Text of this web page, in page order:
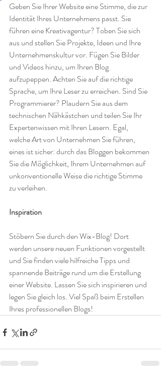
Geben Sie Ihrer Website eine Stimme, die zur
Identität Ihres Unternehmens passt. Sie
führen eine Kreativagentur? Toben Sie sich
aus und stellen Sie Projekte, Ideen und Ihre
Unternehmenskultur vor. Fügen Sie Bilder
und Videos hinzu, um Ihren Blog
aufzupeppen. Achten Sie auf die richtige
Sprache, um Ihre Leser zu erreichen. Sind Sie
Programmierer? Plaudern Sie aus dem
technischen Nähkästchen und teilen Sie Ihr
Expertenwissen mit Ihren Lesern. Egal,
welche Art von Unternehmen Sie führen,
eines ist sicher: durch das Bloggen bekommen
Sie die Möglichkeit, Ihrem Unternehmen auf
unkonventionelle Weise die richtige Stimme
zu verleihen.
Inspiration
Stöbern Sie durch den Wix-Blog! Dort
werden unsere neuen Funktionen vorgestellt
und Sie finden viele hilfreiche Tipps und
spannende Beiträge rund um die Erstellung
einer Website. Lassen Sie sich inspirieren und
legen Sie gleich los. Viel Spaß beim Erstellen
Ihres professionellen Blogs!